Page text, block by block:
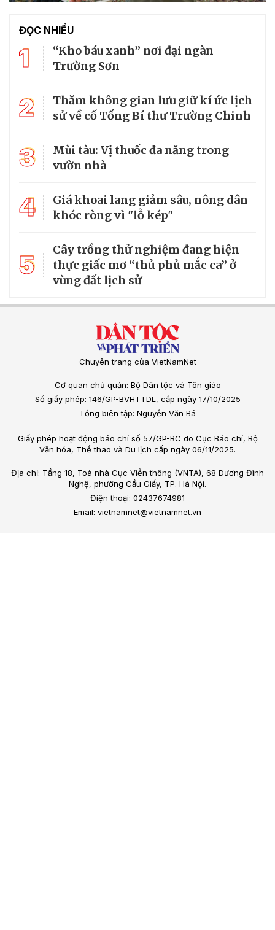
ĐỌC NHIỀU
1
“Kho báu xanh” nơi đại ngàn
Trường Sơn
2
Thăm không gian lưu giữ kí ức lịch
sử về cố Tổng Bí thư Trường Chinh
3
Mùi tàu: Vị thuốc đa năng trong
vườn nhà
4
Giá khoai lang giảm sâu, nông dân
khóc ròng vì "lỗ kép"
5
Cây trồng thử nghiệm đang hiện
thực giấc mơ “thủ phủ mắc ca” ở
vùng đất lịch sử
Chuyên trang của VietNamNet
Cơ quan chủ quản: Bộ Dân tộc và Tôn giáo
Số giấy phép: 146/GP-BVHTTDL, cấp ngày 17/10/2025
Tổng biên tập: Nguyễn Văn Bá
Giấy phép hoạt động báo chí số 57/GP-BC do Cục Báo chí, Bộ
Văn hóa, Thể thao và Du lịch cấp ngày 06/11/2025.
Địa chỉ: Tầng 18, Toà nhà Cục Viễn thông (VNTA), 68 Dương Đình
Nghệ, phường Cầu Giấy, TP. Hà Nội.
Điện thoại: 02437674981
Email: vietnamnet@vietnamnet.vn